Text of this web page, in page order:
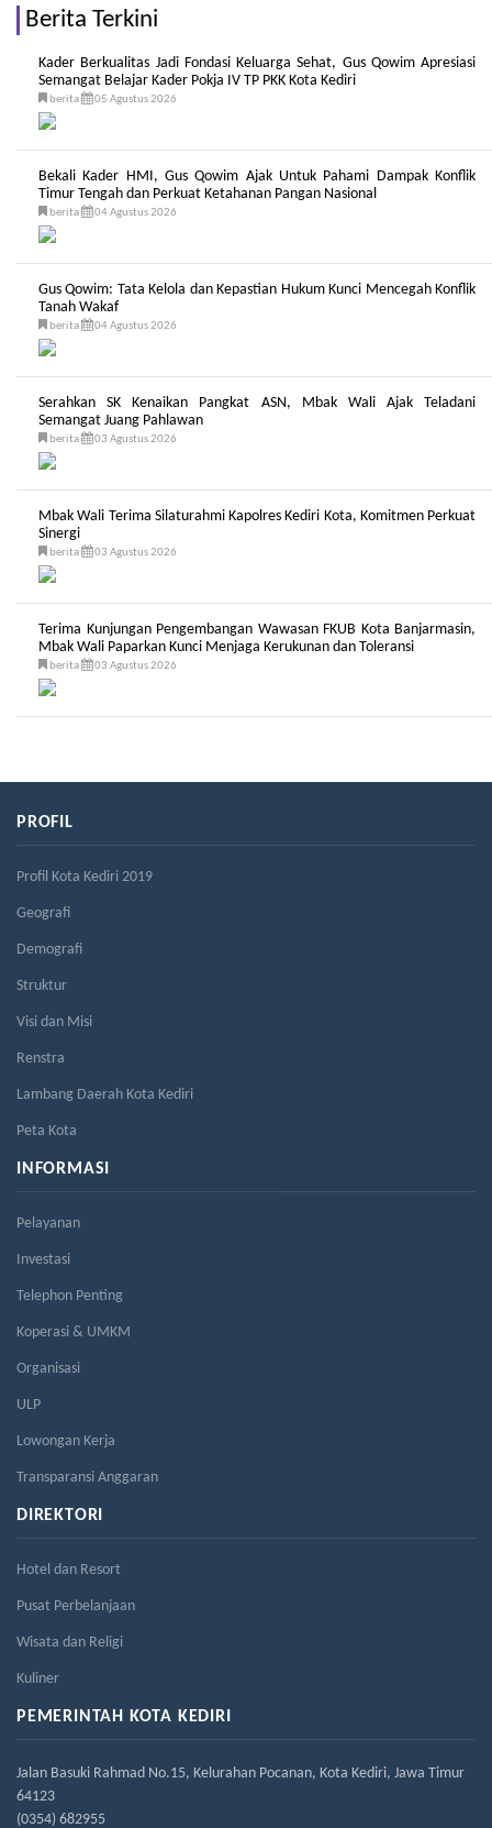
Berita Terkini
Kader Berkualitas Jadi Fondasi Keluarga Sehat, Gus Qowim Apresiasi
Semangat Belajar Kader Pokja IV TP PKK Kota Kediri
berita 05 Agustus 2026
Bekali Kader HMI, Gus Qowim Ajak Untuk Pahami Dampak Konflik
Timur Tengah dan Perkuat Ketahanan Pangan Nasional
berita 04 Agustus 2026
Gus Qowim: Tata Kelola dan Kepastian Hukum Kunci Mencegah Konflik
Tanah Wakaf
berita 04 Agustus 2026
Serahkan SK Kenaikan Pangkat ASN, Mbak Wali Ajak Teladani
Semangat Juang Pahlawan
berita 03 Agustus 2026
Mbak Wali Terima Silaturahmi Kapolres Kediri Kota, Komitmen Perkuat
Sinergi
berita 03 Agustus 2026
Terima Kunjungan Pengembangan Wawasan FKUB Kota Banjarmasin,
Mbak Wali Paparkan Kunci Menjaga Kerukunan dan Toleransi
berita 03 Agustus 2026
PROFIL
Profil Kota Kediri 2019
Geografi
Demografi
Struktur
Visi dan Misi
Renstra
Lambang Daerah Kota Kediri
Peta Kota
INFORMASI
Pelayanan
Investasi
Telephon Penting
Koperasi & UMKM
Organisasi
ULP
Lowongan Kerja
Transparansi Anggaran
DIREKTORI
Hotel dan Resort
Pusat Perbelanjaan
Wisata dan Religi
Kuliner
PEMERINTAH KOTA KEDIRI
Jalan Basuki Rahmad No.15, Kelurahan Pocanan, Kota Kediri, Jawa Timur
64123
(0354) 682955